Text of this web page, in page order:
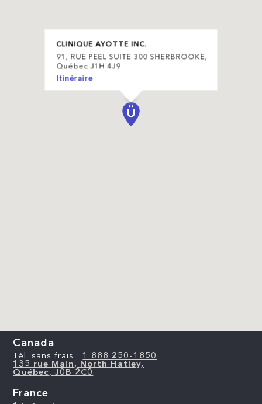
CLINIQUE AYOTTE INC.
91, RUE PEEL SUITE 300 SHERBROOKE,
Québec J1H 4J9
Itinéraire
Canada
Tél. sans frais : 1 888 250-1850
135 rue Main, North Hatley,
Québec, J0B 2C0
France